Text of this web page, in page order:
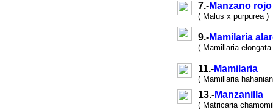
7.-Manzano rojo
( Malus x purpurea )
9.-Mamilaria
( Mamillaria elongata
11.-Mamilaria
( Mamillaria
13.-Manzanilla
( Matricaria